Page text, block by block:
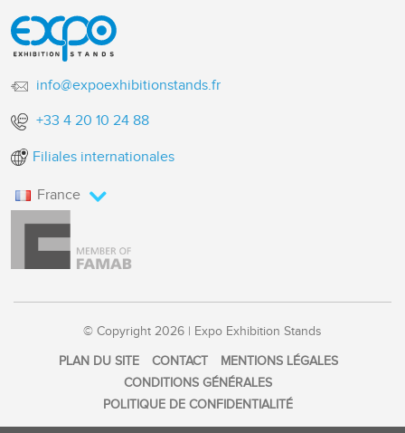
info@expoexhibitionstands.fr
+33 4 20 10 24 88
Filiales internationales
France
© Copyright 2026 | Expo Exhibition Stands
PLAN DU SITE CONTACT
MENTIONS LÉGALES
CONDITIONS GÉNÉRALES
POLITIQUE DE CONFIDENTIALITÉ